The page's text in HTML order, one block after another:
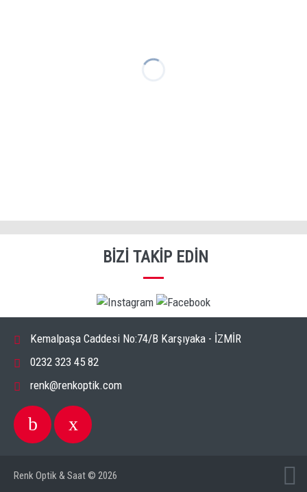
BIZI TAKIP EDIN
Kemalpaşa Caddesi No:74/B Karşıyaka - İZMİR
0232 323 45 82
renk@renkoptik.com
Renk Optik & Saat © 2026